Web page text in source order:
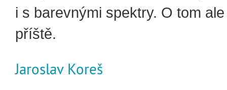
i s barevnými spektry. O tom
příště.
Jaroslav Koreš